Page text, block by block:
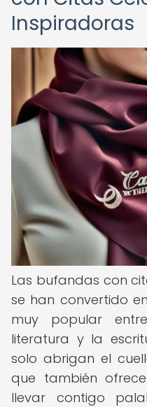
Inspiradoras
Las bufandas con
se han convertido
muy popular
literatura y la
solo abrigan el
que también
llevar contigo